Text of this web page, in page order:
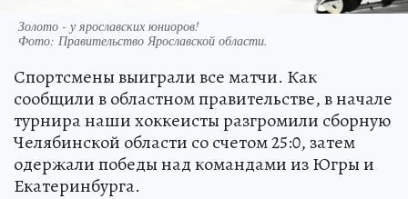
Золото - у ярославских юниоров!
Фото: Правительство Ярославской области.
Спортсмены выиграли все матчи. Как
сообщили в областном правительстве, в начале
турнира наши хоккеисты разгромили сборную
Челябинской области со счетом 25:0, затем
одержали победы над командами из Югры и
Екатеринбурга.